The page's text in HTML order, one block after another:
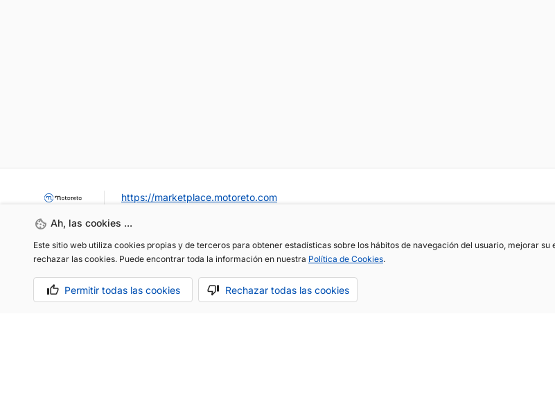
Ah, las cookies ...
Este sitio web utiliza cookies propias y de terceros para obtener estadísticas sobre los hábitos de navegación del usuario, mejorar
rechazar las cookies. Puede encontrar toda la información en nuestra Política de Cookies.
Permitir todas las cookies Rechazar todas las cookies
https://marketplace.motoreto.com